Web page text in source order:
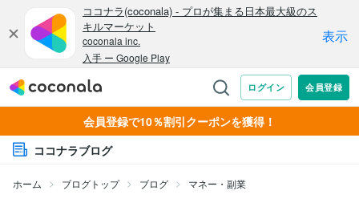
会員登録で10％割引クーポンを獲得！
ココナラブログ
ホーム ブログトップ ブログ マネー・副業